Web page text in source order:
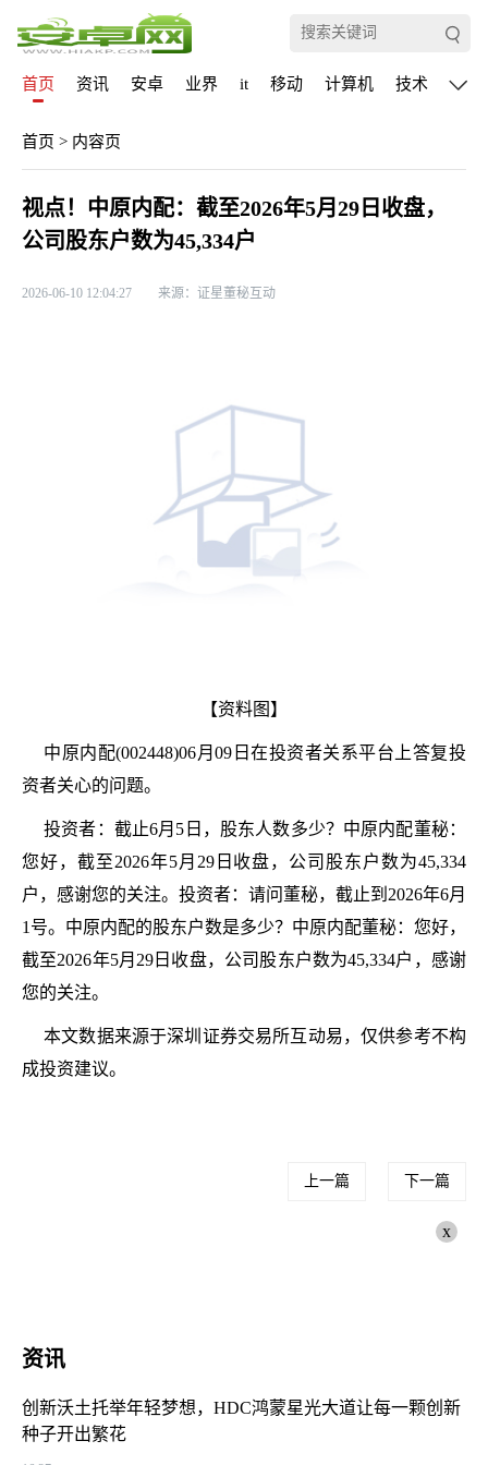
首页 资讯 安卓 业界 it 移动 计算机 技术 通信
首页 > 内容页
视点！中原内配：截至2026年5月29日收盘，
公司股东户数为45,334户
2026-06-10 12:04:27 来源：证星董秘互动
【资料图】
中原内配(002448)06月09日在投资者关系平台上答复投
资者关心的问题。
投资者：截止6月5日，股东人数多少？中原内配董秘：
您好，截至2026年5月29日收盘，公司股东户数为45,334
户，感谢您的关注。投资者：请问董秘，截止到2026年6月
1号。中原内配的股东户数是多少？中原内配董秘：您好，
截至2026年5月29日收盘，公司股东户数为45,334户，感谢
您的关注。
本文数据来源于深圳证券交易所互动易，仅供参考不构
成投资建议。
上一篇 下一篇
x
资讯
创新沃土托举年轻梦想，HDC鸿蒙星光大道让每一颗创新
种子开出繁花